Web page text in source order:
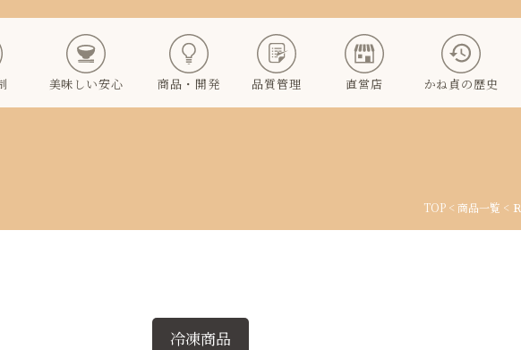
美味しい安心 商品・開発 品質管理 直営店 かね貞の歴史
TOP < 商品一覧 <
冷凍商品